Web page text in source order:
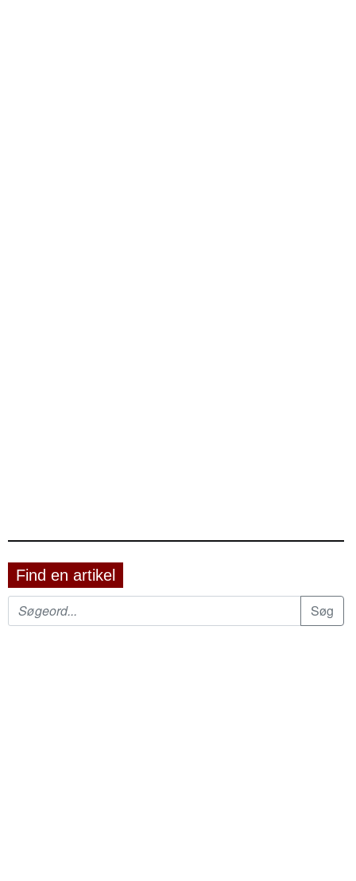
Find en artikel